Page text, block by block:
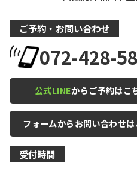
ご予約・お問い合わせ
072-428-
公式LINEからご予約はこ
フォームからお問い合わせは
受付時間